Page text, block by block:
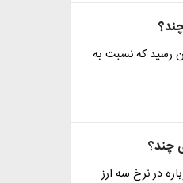
امروز به 147 هزار و 716 تومان رسید که نسبت به
چند؟
در نرخ سه ارز